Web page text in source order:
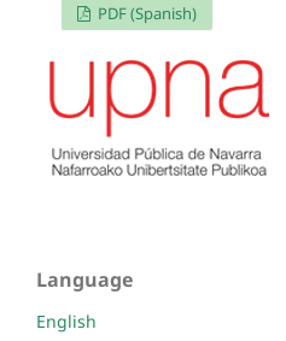
PDF (Spanish)
Language
English